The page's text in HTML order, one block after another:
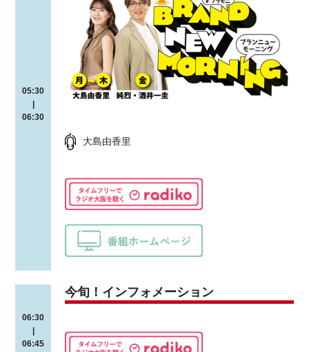
05:30
06:30
大島由香里
06:30
06:45
今旬！インフォメーション